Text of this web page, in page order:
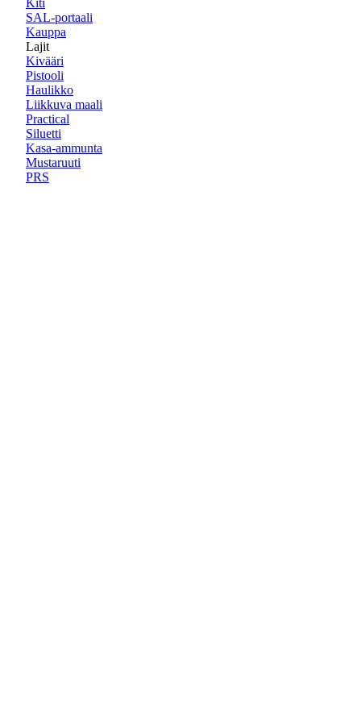
Kiti
SAL-portaali
Kauppa
Lajit
Kivääri
Pistooli
Haulikko
Liikkuva maali
Practical
Siluetti
Kasa-ammunta
Mustaruuti
PRS